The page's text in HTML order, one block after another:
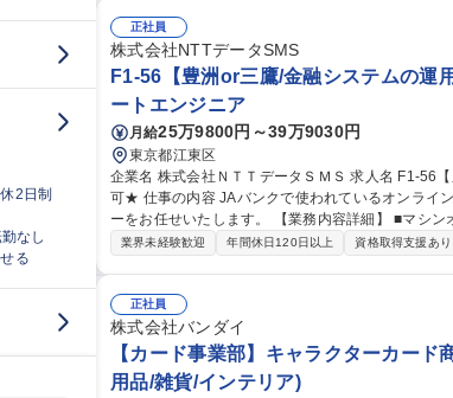
2日制
勤なし
る
正社員
株式会社NTTデータSMS
F1-56【豊洲or三鷹/金融システムの運
ートエンジニア
月給25万9800円～39万9030円
東京都江東区
企業名 株式会社ＮＴＴデータＳＭＳ 求人名 F1-56【豊洲or三鷹/金融システムの運用管理】★26歳以下限定未経験
可★ 仕事の内容 JAバンクで使われているオンライン勘定系システム（金融勘定システム）の運用管理オペレータ
ーをお任せいたします。 【業務内容詳細】 ■マシンオペレーション、監視、インシデント対応 ■システム開発に伴
う運用受け入れ推進 ■改善活動、各種報告書作成
業界未経験歓迎 年間休日120日以上 資格取得支援あり
正社員
株式会社バンダイ
【カード事業部】キャラクターカー
用品/雑貨/インテリア)